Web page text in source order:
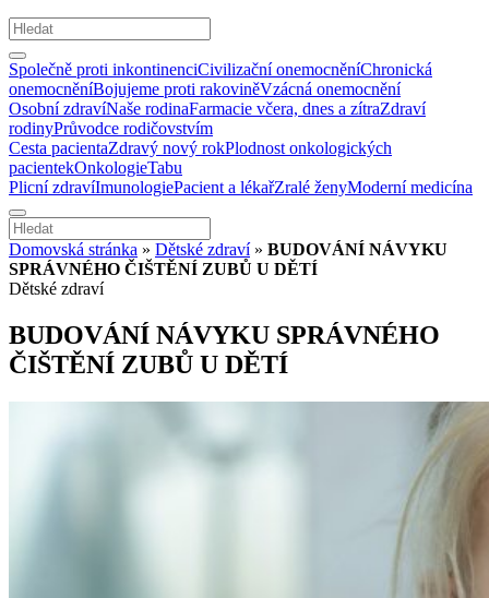
Společně proti inkontinenciCivilizační onemocněníChronická
onemocněníBojujeme proti rakoviněVzácná onemocnění
Osobní zdravíNaše rodinaFarmacie včera, dnes a zítraZdraví
rodinyPrůvodce rodičovstvím
Cesta pacientaZdravý nový rokPlodnost onkologických
pacientekOnkologieTabu
Plicní zdravíImunologiePacient a lékařZralé ženyModerní medicína
Domovská stránka » Dětské zdraví» BUDOVÁNÍ NÁVYKU
SPRÁVNÉHO ČIŠTĚNÍ ZUBŮ U DĚTÍ
Dětské zdraví
BUDOVÁNÍ NÁVYKU SPRÁVNÉHO
ČIŠTĚNÍ ZUBŮ U DĚTÍ